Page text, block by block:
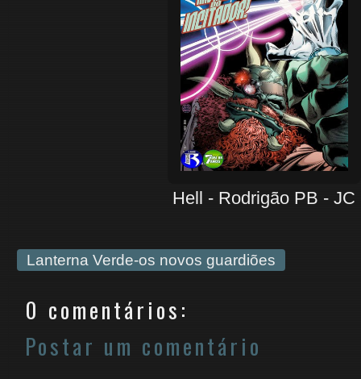
Hell - Rodrigão PB - JC
Lanterna Verde-os novos guardiões
0 comentários:
Postar um comentário